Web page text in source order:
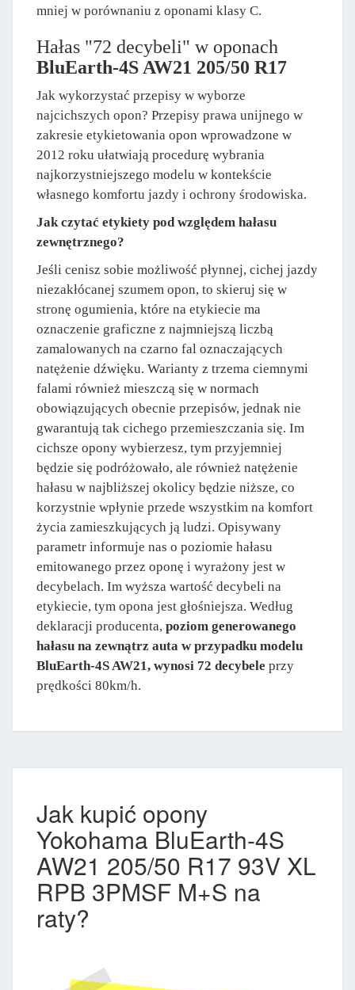
mniej w porównaniu z oponami klasy C.
Hałas "72 decybeli" w oponach
BluEarth-4S AW21 205/50 R17
Jak wykorzystać przepisy w wyborze
najcichszych opon? Przepisy prawa unijnego w
zakresie etykietowania opon wprowadzone w
2012 roku ułatwiają procedurę wybrania
najkorzystniejszego modelu w kontekście
własnego komfortu jazdy i ochrony środowiska.
Jak czytać etykiety pod względem hałasu
zewnętrznego?
Jeśli cenisz sobie możliwość płynnej, cichej jazdy
niezakłócanej szumem opon, to skieruj się w
stronę ogumienia, które na etykiecie ma
oznaczenie graficzne z najmniejszą liczbą
zamalowanych na czarno fal oznaczających
natężenie dźwięku. Warianty z trzema ciemnymi
falami również mieszczą się w normach
obowiązujących obecnie przepisów, jednak nie
gwarantują tak cichego przemieszczania się. Im
cichsze opony wybierzesz, tym przyjemniej
będzie się podróżowało, ale również natężenie
hałasu w najbliższej okolicy będzie niższe, co
korzystnie wpłynie przede wszystkim na komfort
życia zamieszkujących ją ludzi. Opisywany
parametr informuje nas o poziomie hałasu
emitowanego przez oponę i wyrażony jest w
decybelach. Im wyższa wartość decybeli na
etykiecie, tym opona jest głośniejsza. Według
deklaracji producenta, poziom generowanego
hałasu na zewnątrz auta w przypadku modelu
BluEarth-4S AW21, wynosi 72 decybele przy
prędkości 80km/h.
Jak kupić opony
Yokohama BluEarth-4S
AW21 205/50 R17 93V XL
RPB 3PMSF M+S na
raty?